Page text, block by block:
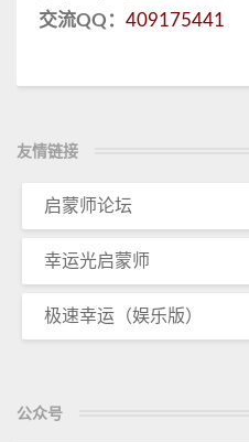
交流QQ： 409175441
友情链接
启蒙师论坛
幸运光启蒙师
极速幸运（娱乐版）
公众号